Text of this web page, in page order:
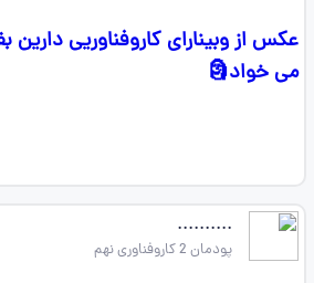
عکس از وبینارای کاروفناوریی دارین
می خواد🗿
..........
پودمان 2 کاروفناوری نهم